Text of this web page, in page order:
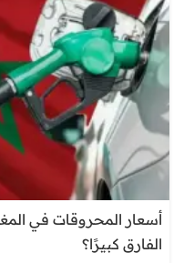
أسعار المحروقات في
الفارق كبيرًا؟